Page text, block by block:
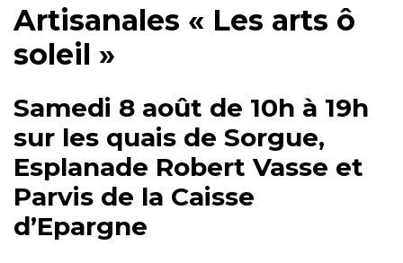
Artisanales « Les arts ô
soleil »
Samedi 8 août de 10h à 19h
sur les quais de Sorgue,
Esplanade Robert Vasse et
Parvis de la Caisse
d’Epargne